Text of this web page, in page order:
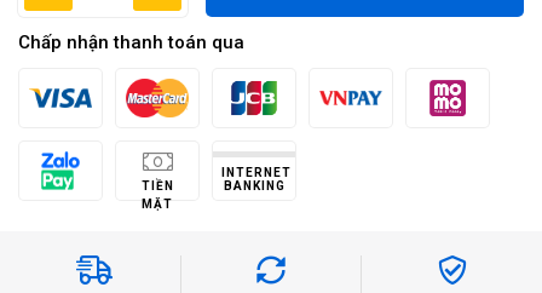
Chấp nhận thanh toán qua
TIỀN
MẶT
INTERNET
BANKING